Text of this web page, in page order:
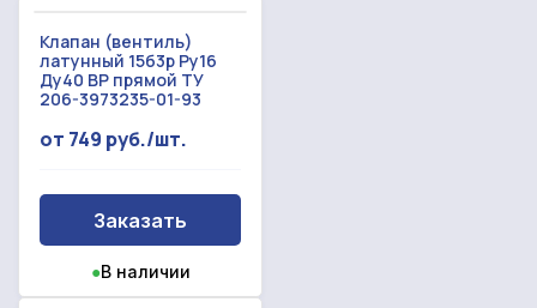
Клапан (вентиль)
латунный 15б3р Ру16
Ду40 ВР прямой ТУ
206-3973235-01-93
от 749 руб./шт.
Заказать
●В наличии